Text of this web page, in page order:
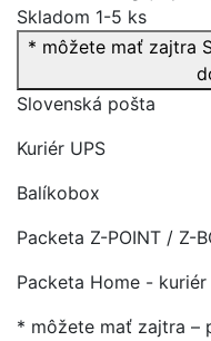
Skladom 1-5 ks
* môžete mať zajtra
Slovenská pošta
Kuriér UPS
Balíkobox
Packeta Z-POINT / Z-
Packeta Home - kuriér
* môžete mať zajtra –